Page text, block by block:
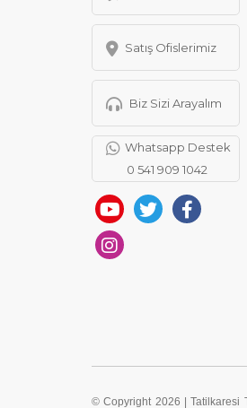
Satış Ofislerimiz
Biz Sizi Arayalım
Whatsapp Destek
0 541 909 1042
© Copyright 2026 | Tatilkaresi